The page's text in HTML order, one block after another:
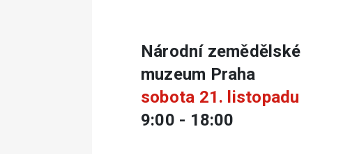
Národní zemědělské
muzeum Praha
sobota 21. listopadu
9:00 - 18:00